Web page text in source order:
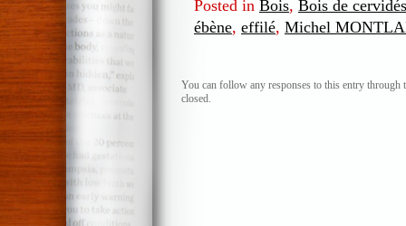
Posted in Bois, Bois de
ébène, effilé, Michel
You can follow any responses to this entry through
closed.